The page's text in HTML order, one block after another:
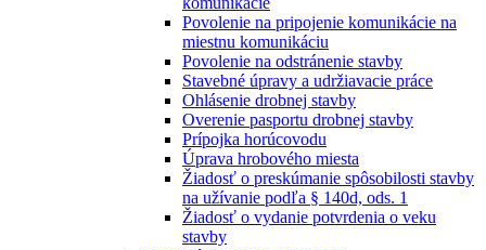
Povolenie na pripojenie komunikácie na
miestnu komunikáciu
Povolenie na odstránenie stavby
Stavebné úpravy a udržiavacie práce
Ohlásenie drobnej stavby
Overenie pasportu drobnej stavby
Prípojka horúcovodu
Úprava hrobového miesta
Žiadosť o preskúmanie spôsobilosti stavby
na užívanie podľa § 140d, ods. 1
Žiadosť o vydanie potvrdenia o veku
stavby